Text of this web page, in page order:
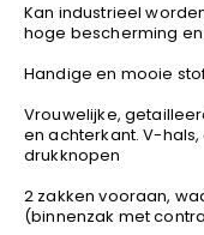
OXXA
Printer
ProAct
Projob
Result
Kan industrieel
hoge bescherming
Handige en mooie
Vrouwelijke,
en achterkant. V-
drukknopen
2 zakken vooraan,
(binnenzak met